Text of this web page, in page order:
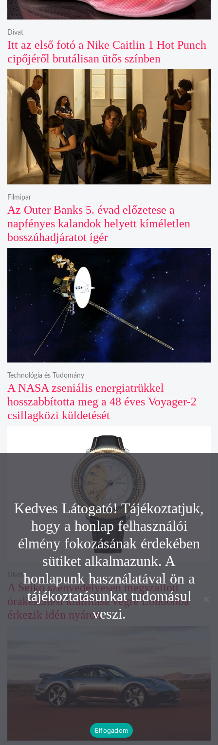
Itt az első fotó a Nike Caitlin 1 Hot Punch
cipőjéről brutálisan ütős színben
Divat
Az Outer Banks 5. évad előzetese a
napfényes kalandok helyett kíméletlen
bosszúhadjáratot ígér
Filmipar
A NASA zseniális energiatrükkel
hosszabbította meg a 48 éves Voyager-2
csillagközi küldetését
Technológia és Tudomány
A Seiko szenvedélyesen megszállott
órakészítési kiállítása végre Londonba
érkezik idén nyáron
Divat
Kedves Látogató! Tájékoztatjuk,
hogy a honlap felhasználói
élmény fokozásának érdekében
sütiket alkalmazunk. A
honlapunk használatával ön a
tájékoztatásunkat tudomásul
veszi.
Elfogadom